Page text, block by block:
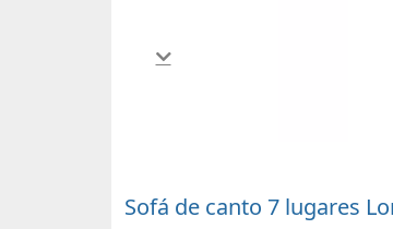
Sofá de canto 7 lugares